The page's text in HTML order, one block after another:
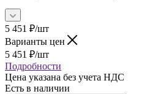
5 451 ₽/шт
Варианты цен
5 451 ₽/шт
Подробности
Цена указана без учета НДС
Есть в наличии